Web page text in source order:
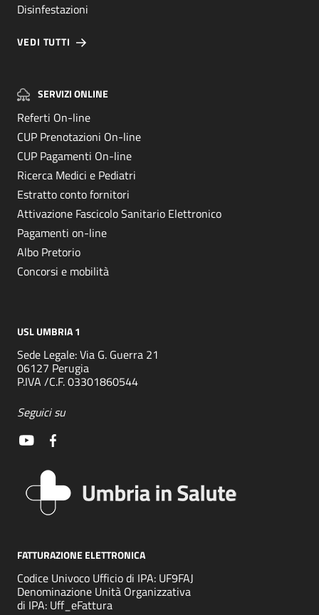
Disinfestazioni
VEDI TUTTI
SERVIZI ONLINE
Referti On-line
CUP Prenotazioni On-line
CUP Pagamenti On-line
Ricerca Medici e Pediatri
Estratto conto fornitori
Attivazione Fascicolo Sanitario Elettronico
Pagamenti on-line
Albo Pretorio
Concorsi e mobilità
USL UMBRIA 1
Sede Legale: Via G. Guerra 21
06127 Perugia
P.IVA /C.F. 03301860544
Seguici su
FATTURAZIONE ELETTRONICA
Codice Univoco Ufficio di IPA: UF9FAJ
Denominazione Unità Organizzativa
di IPA: Uff_eFattura